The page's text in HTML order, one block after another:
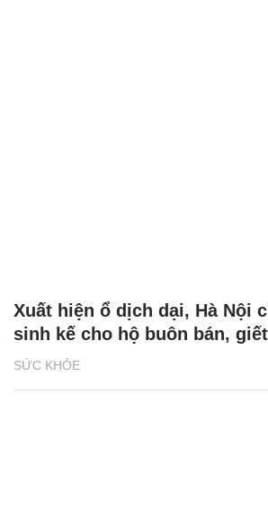
SỨC KHỎE
Xuất hiện ổ dịch dại, Hà Nội
sinh kế cho hộ buôn bán,